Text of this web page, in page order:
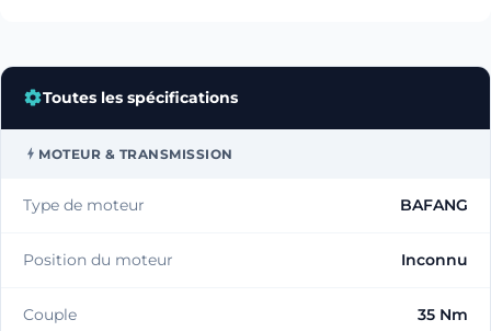
Toutes les spécifications
MOTEUR & TRANSMISSION
Type de moteur BAFANG
Position du moteur Inconnu
Couple 35 Nm